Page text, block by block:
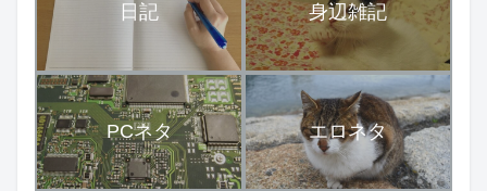
日記 身辺雑記
PCネタ エロネタ